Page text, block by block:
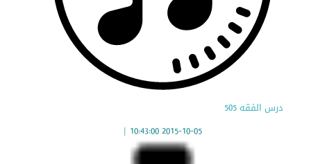
درس الفقه 505
2015-10-05 10:43:00
|